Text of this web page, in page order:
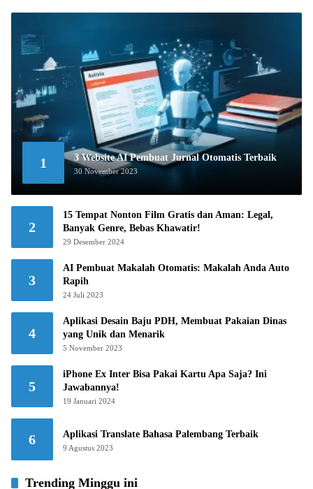
1 3 Website AI Pembuat Jurnal Otomatis Terbaik
30 November 2023
2
15 Tempat Nonton Film Gratis dan Aman: Legal,
Banyak Genre, Bebas Khawatir!
29 Desember 2024
3
AI Pembuat Makalah Otomatis: Makalah Anda Auto
Rapih
24 Juli 2023
4
Aplikasi Desain Baju PDH, Membuat Pakaian Dinas
yang Unik dan Menarik
5 November 2023
5
iPhone Ex Inter Bisa Pakai Kartu Apa Saja? Ini
Jawabannya!
19 Januari 2024
6 Aplikasi Translate Bahasa Palembang Terbaik
9 Agustus 2023
Trending Minggu ini